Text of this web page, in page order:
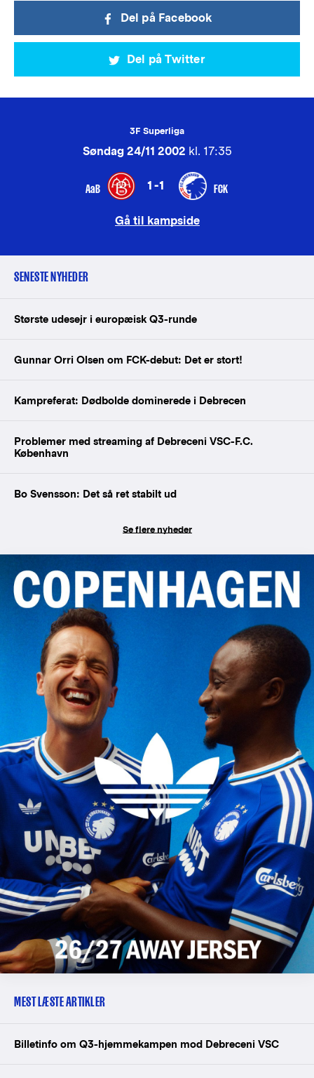
Del på Facebook
Del på Twitter
3F Superliga
Søndag 24/11 2002 kl. 17:35
AaB 1-1 FCK
Gå til kampside
SENESTE NYHEDER
Største udesejr i europæisk Q3-runde
Gunnar Orri Olsen om FCK-debut: Det er stort!
Kampreferat: Dødbolde dominerede i Debrecen
Problemer med streaming af Debreceni VSC-F.C.
København
Bo Svensson: Det så ret stabilt ud
Se flere nyheder
MEST LÆSTE ARTIKLER
Billetinfo om Q3-hjemmekampen mod Debreceni VSC